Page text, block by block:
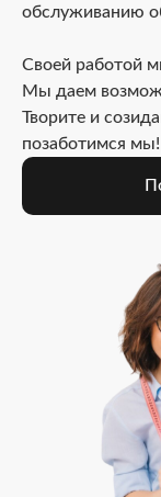
обслуживанию
Своей работой
Мы даем
Творите и
позаботимся мы!